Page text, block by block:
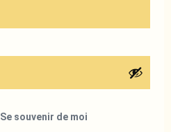
Se souvenir de moi